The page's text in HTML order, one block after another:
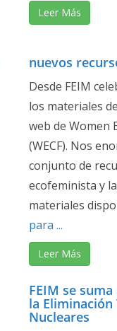
Leer Más
nuevos
Desde FEIM
los materiales
web de Women
(WECF). Nos
conjunto de
ecofeminista y
materiales
para ...
Leer Más
FEIM se
la
Nucleares